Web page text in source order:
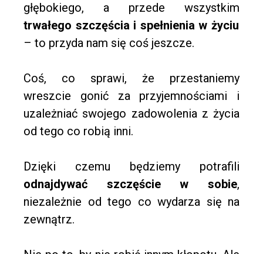
głębokiego, a przede wszystkim
trwałego szczęścia i spełnienia w życiu
– to przyda nam się coś jeszcze.
Coś, co sprawi, że przestaniemy
wreszcie gonić za przyjemnościami i
uzależniać swojego zadowolenia z życia
od tego co robią inni.
Dzięki czemu będziemy potrafili
odnajdywać szczęście w sobie,
niezależnie od tego co wydarza się na
zewnątrz.